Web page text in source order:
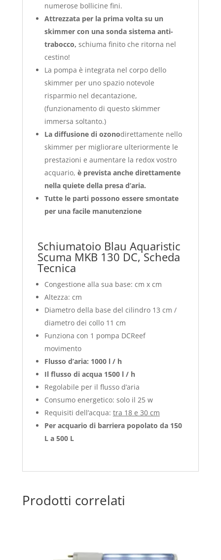
numerose bollicine fini.
Attrezzata per la prima volta su un
skimmer con una sonda sistema anti-
trabocco, schiuma finito che ritorna nel
cestino!
La pompa è integrata nel corpo dello
skimmer per uno spazio notevole
risparmio nel decantazione,
(funzionamento di questo skimmer
immersa soltanto.)
La diffusione di ozonodirettamente nello
skimmer per migliorare ulteriormente le
prestazioni e aumentare la redox vostro
acquario, è prevista anche direttamente
nella quiete della presa d’aria.
Tutte le parti possono essere smontate
per una facile manutenzione
Schiumatoio Blau Aquaristic
Scuma MKB 130 DC, Scheda
Tecnica
Congestione alla sua base: cm x cm
Altezza: cm
Diametro della base del cilindro 13 cm /
diametro dei collo 11 cm
Funziona con 1 pompa DCReef
movimento
Flusso d’aria: 1000 l / h
Il flusso di acqua 1500 l / h
Regolabile per il flusso d’aria
Consumo energetico: solo il 25 w
Requisiti dell’acqua: tra 18 e 30 cm
Per acquario di barriera popolato da 150
L a 500 L
Prodotti correlati